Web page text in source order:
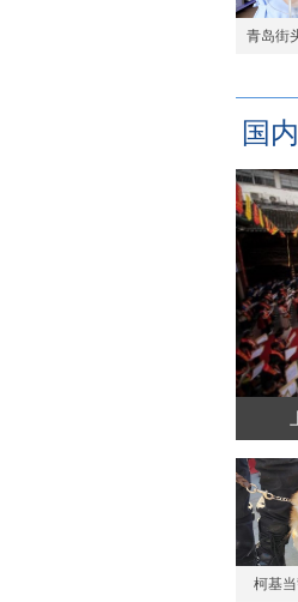
青岛街
国内
柯基